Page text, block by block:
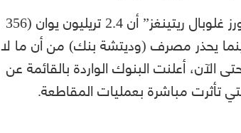
في أسوأ السيناريوهات، قدرت وكالة “ستاندرد آند بورز غلوبال ريتينغز” أن 2.4 تريليون يوان (356
مهددة، بينما يحذر مصرف (وديتشة بنك) من أن ما لا
الآن، أعلنت البنوك الواردة بالقائمة عن